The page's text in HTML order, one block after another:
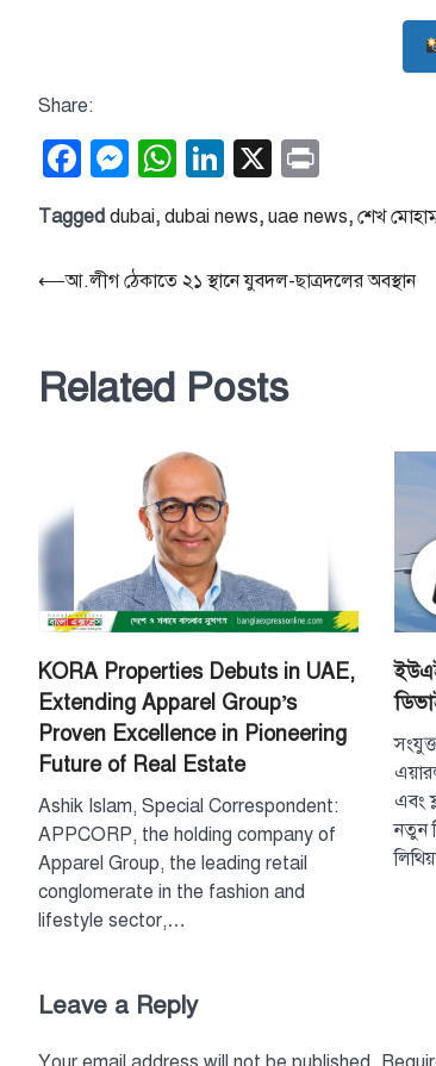
Share:
Facebook
Messenger
WhatsApp
LinkedIn
X
Tagged dubai, dubai news, uae news, শেখ
Post
⟵আ.লীগ ঠেকাতে ২১ স্থানে যুবদল-ছাত্রদলের অবস্থান
Related Posts
KORA Properties Debuts in UAE,
Extending Apparel Group’s
Proven Excellence in Pioneering
Future of Real Estate
Ashik Islam, Special Correspondent:
APPCORP, the holding company of
Apparel Group, the leading retail
conglomerate in the fashion and
lifestyle sector,…
এবং
নতুন
Leave a Reply